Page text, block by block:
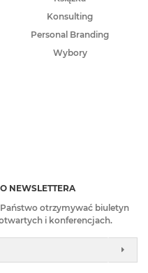
Konsulting
Personal Branding
Wybory
NEWSLETTERA
otrzymywać biuletyn
i konferencjach.